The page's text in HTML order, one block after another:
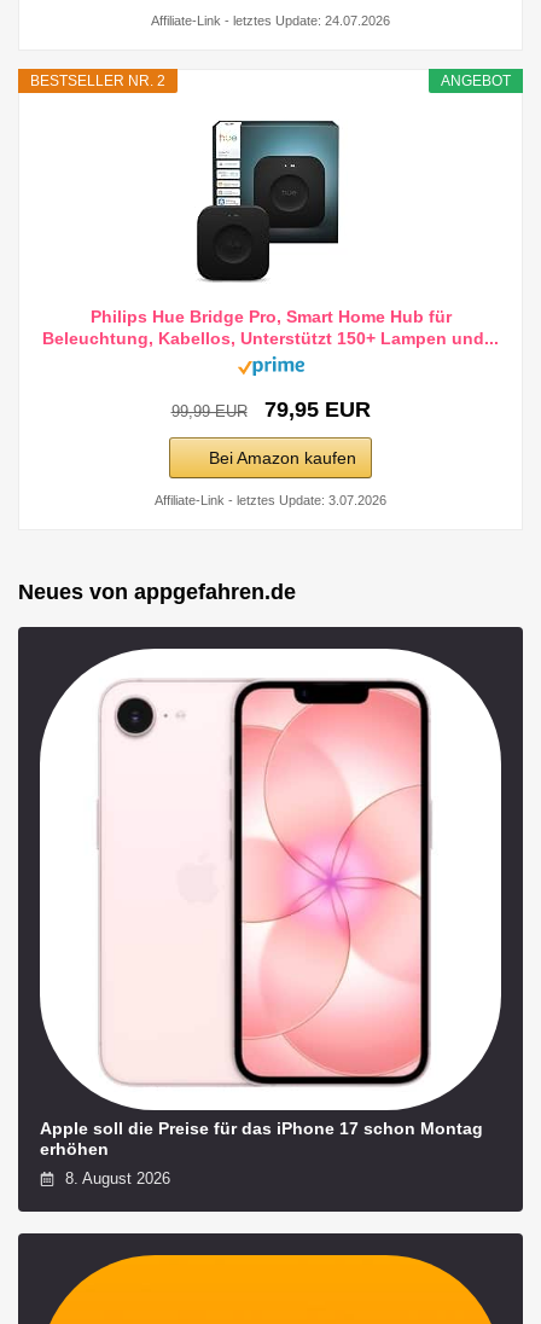
Affiliate-Link - letztes Update: 24.07.2026
ANGEBOT
BESTSELLER NR. 2
Philips Hue Bridge Pro, Smart Home Hub für
Beleuchtung, Kabellos, Unterstützt 150+ Lampen und...
99,99 EUR 79,95 EUR
Bei Amazon kaufen
Affiliate-Link - letztes Update: 3.07.2026
Neues von appgefahren.de
Apple soll die Preise für das iPhone 17 schon Montag
erhöhen
8. August 2026